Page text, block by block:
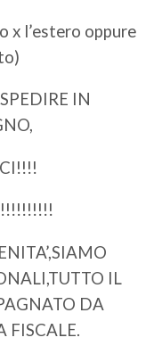
x l’estero oppure
IN
IL
DA
FISCALE.